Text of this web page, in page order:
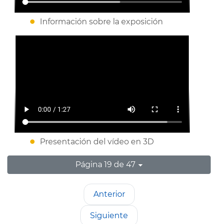
Información sobre la exposición
Presentación del vídeo en 3D
Página 19 de 47
Anterior
Siguiente